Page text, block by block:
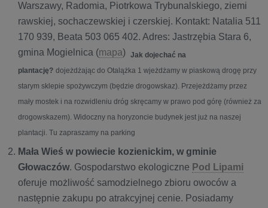
Warszawy, Radomia, Piotrkowa Trybunalskiego, ziemi
rawskiej, sochaczewskiej i czerskiej. Kontakt: Natalia 511
170 939, Beata 503 065 402. Adres: Jastrzębia Stara 6,
gmina Mogielnica (mapa) Jak dojechać na
plantację? dojeżdżając do Otalążka 1 wjeżdżamy w piaskową drogę przy
starym sklepie spożywczym (będzie drogowskaz). Przejeżdżamy przez
mały mostek i na rozwidleniu dróg skręcamy w prawo pod górę (również za
drogowskazem). Widoczny na horyzoncie budynek jest już na naszej
plantacji. Tu zapraszamy na parking
Mała Wieś w powiecie kozienickim, w gminie
Głowaczów. Gospodarstwo ekologiczne Pod Lipami
oferuje możliwość samodzielnego zbioru owoców a
następnie zakupu po atrakcyjnej cenie. Posiadamy